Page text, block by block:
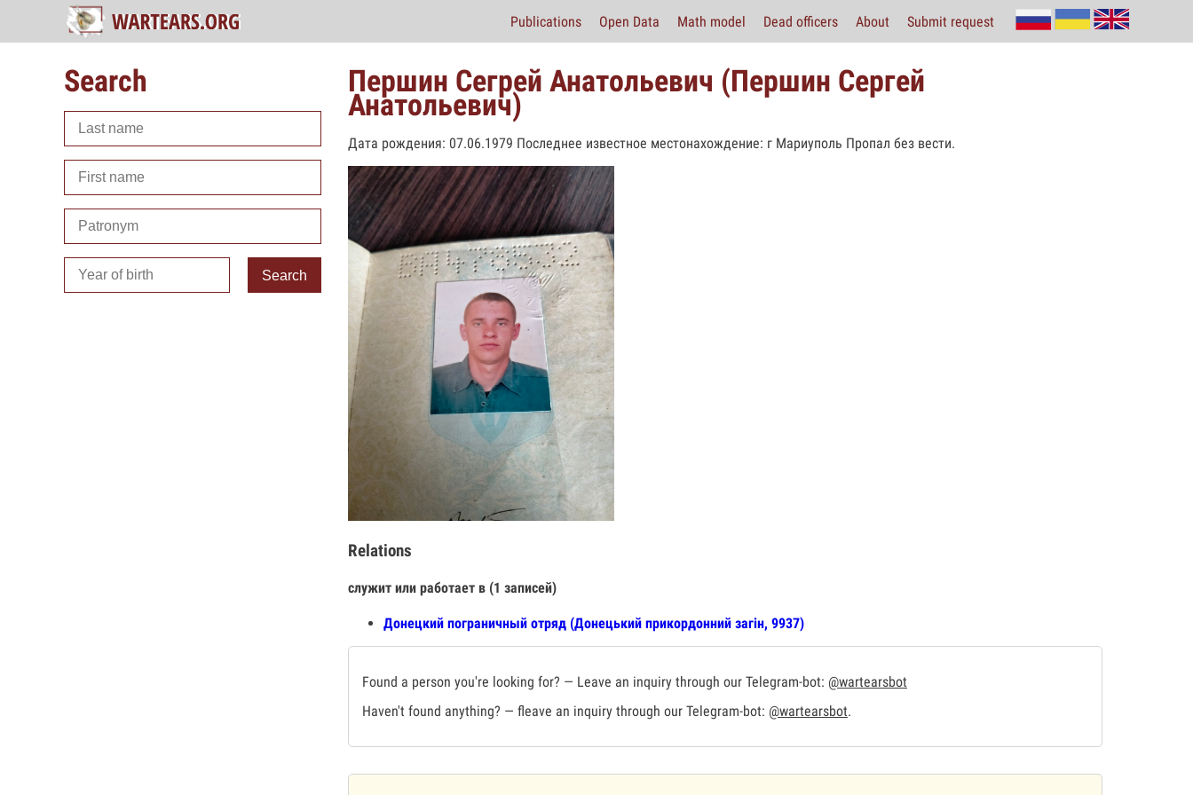
Publications Open Data Math model Dead officers About Submit request
Search
Search
Першин Сегрей Анатольевич (Першин Сергей
Анатольевич)
Дата рождения: 07.06.1979 Последнее известное местонахождение: г Мариуполь Пропал без вести.
Relations
служит или работает в (1 записей)
Донецкий пограничный отряд (Донецький прикордонний загін, 9937)
Found a person you're looking for? — Leave an inquiry through our Telegram-bot: @wartearsbot
Haven't found anything? — fleave an inquiry through our Telegram-bot: @wartearsbot.